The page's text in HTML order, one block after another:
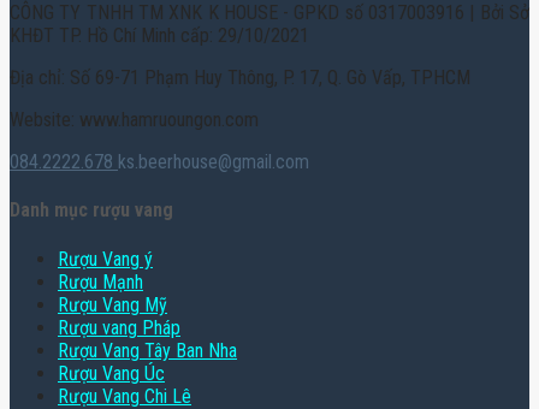
CÔNG TY TNHH TM XNK K HOUSE - GPKD số 0317003916 | Bởi Sở
KHĐT TP. Hồ Chí Minh cấp: 29/10/2021
Địa chỉ: Số 69-71 Phạm Huy Thông, P. 17, Q. Gò Vấp, TPHCM
Website: www.hamruoungon.com
084.2222.678 ks.beerhouse@gmail.com
Danh mục rượu vang
Rượu Vang ý
Rượu Mạnh
Rượu Vang Mỹ
Rượu vang Pháp
Rượu Vang Tây Ban Nha
Rượu Vang Úc
Rượu Vang Chi Lê